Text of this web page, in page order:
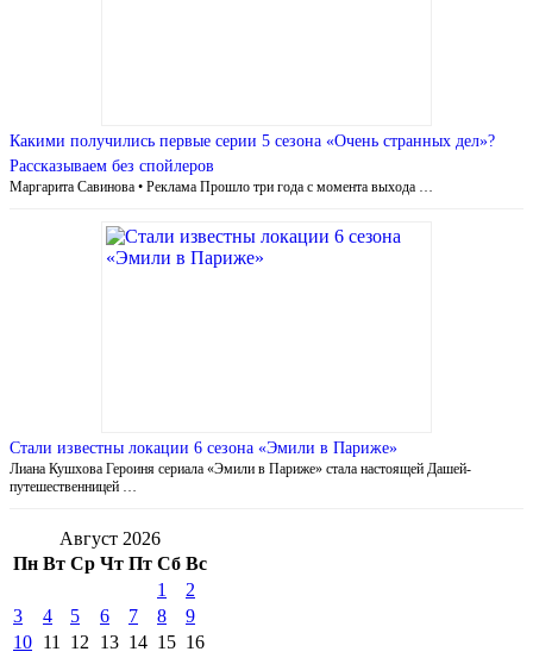
Какими получились первые серии 5 сезона «Очень странных дел»?
Рассказываем без спойлеров
Маргарита Савинова • Реклама Прошло три года с момента выхода …
Стали известны локации 6 сезона «Эмили в Париже»
Лиана Кушхова Героиня сериала «Эмили в Париже» стала настоящей Дашей-
путешественницей …
Август 2026
Пн Вт Ср Чт Пт Сб Вс
1
2
3
4 5 6 7 8
9
10 11 12 13 14 15 16